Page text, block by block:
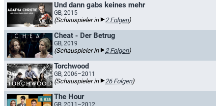
Und dann gabs keines mehr
GB, 2015
(Schauspieler in 2 Folgen)
Cheat - Der Betrug
GB, 2019
(Schauspieler in 2 Folgen)
Torchwood
GB, 2006–2011
(Schauspieler in 26 Folgen)
The Hour
GB, 2011–2012